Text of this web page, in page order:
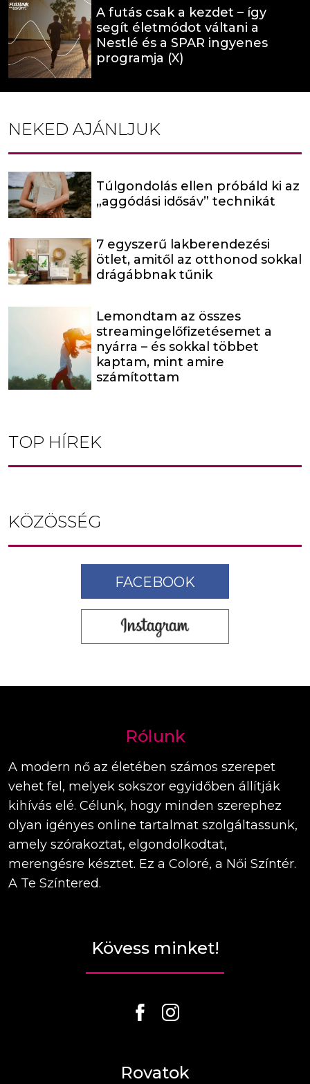
A futás csak a kezdet – így
segít életmódot váltani a
Nestlé és a SPAR ingyenes
programja (X)
NEKED AJÁNLJUK
Túlgondolás ellen próbáld ki az
„aggódási idősáv” technikát
7 egyszerű lakberendezési
ötlet, amitől az otthonod sokkal
drágábbnak tűnik
Lemondtam az összes
streamingelőfizetésemet a
nyárra – és sokkal többet
kaptam, mint amire
számítottam
TOP HÍREK
KÖZÖSSÉG
FACEBOOK
Rólunk
A modern nő az életében számos szerepet
vehet fel, melyek sokszor egyidőben állítják
kihívás elé. Célunk, hogy minden szerephez
olyan igényes online tartalmat szolgáltassunk,
amely szórakoztat, elgondolkodtat,
merengésre késztet. Ez a Coloré, a Női Színtér.
A Te Színtered.
Kövess minket!
Rovatok